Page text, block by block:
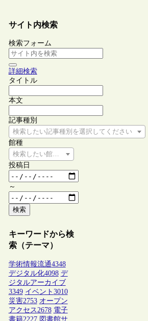
サイト内検索
検索フォーム
詳細検索
タイトル
本文
記事種別
検索したい記事種別を選択してください
館種
検索したい館種を選択してください
投稿日
～
検索
キーワードから検
索（テーマ）
学術情報流通4348
デジタル化4098 デ
ジタルアーカイブ
3349 イベント 3010
災害2753 オープン
アクセス 2678 電子
書籍2227 図書館サ